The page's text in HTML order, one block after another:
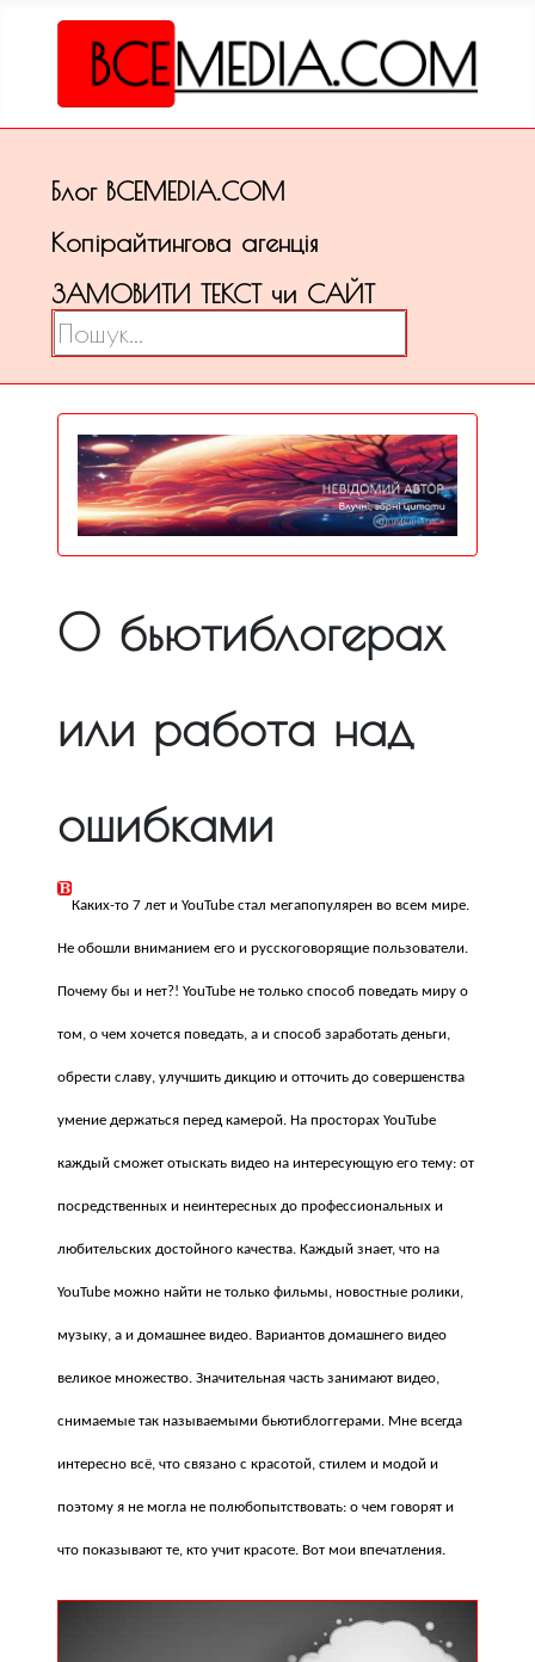
Блог ВСЕМЕDІА.COM
Копірайтингова агенція
ЗАМОВИТИ ТЕКСТ чи САЙТ
Пошук
О бьютиблогерах
или работа над
ошибками
Каких-то 7 лет и YouTube стал мегапопулярен во всем мире.
Не обошли вниманием его и русскоговорящие пользователи.
Почему бы и нет?! YouTube не только способ поведать миру о
том, о чем хочется поведать, а и способ заработать деньги,
обрести славу, улучшить дикцию и отточить до совершенства
умение держаться перед камерой. На просторах YouTube
каждый сможет отыскать видео на интересующую его тему: от
посредственных и неинтересных до профессиональных и
любительских достойного качества. Каждый знает, что на
YouTube можно найти не только фильмы, новостные ролики,
музыку, а и домашнее видео. Вариантов домашнего видео
великое множество. Значительная часть занимают видео,
снимаемые так называемыми бьютиблоггерами. Мне всегда
интересно всё, что связано с красотой, стилем и модой и
поэтому я не могла не полюбопытствовать: о чем говорят и
что показывают те, кто учит красоте. Вот мои впечатления.